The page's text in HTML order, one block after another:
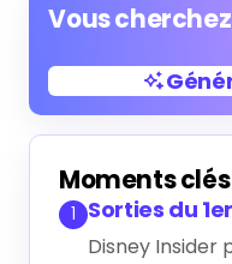
Vous
Moments clés
1 Sorties du
Disney Insider